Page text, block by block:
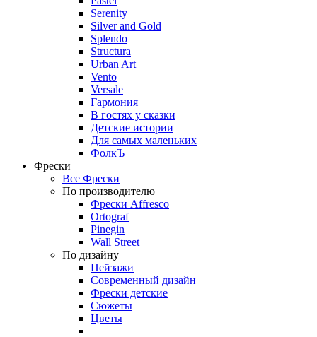
Serenity
Silver and Gold
Splendo
Structura
Urban Art
Vento
Versale
Гармония
В гостях у сказки
Детские истории
Для самых маленьких
ФолкЪ
Фрески
Все Фрески
По производителю
Фрески Affresco
Ortograf
Pinegin
Wall Street
По дизайну
Пейзажи
Современный дизайн
Фрески детские
Сюжеты
Цветы